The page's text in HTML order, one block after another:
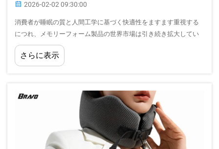
2026-02-02 09:30:00
消費者が睡眠の質と人間工学に基づく快適性をますます重視する
につれ、メモリーフォーム製品の世界市場は引き続き拡大してい
ます。国際的な販売チャネルを確立しようとするメーカーおよび
流通業者にとって、自社製品を世界中で合法的に販売するための
さらに表示